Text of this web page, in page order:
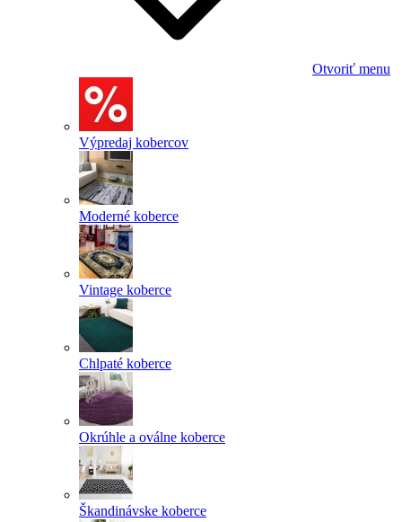
Otvoriť menu
Výpredaj kobercov
Moderné koberce
Vintage koberce
Chlpaté koberce
Okrúhle a oválne koberce
Škandinávske koberce